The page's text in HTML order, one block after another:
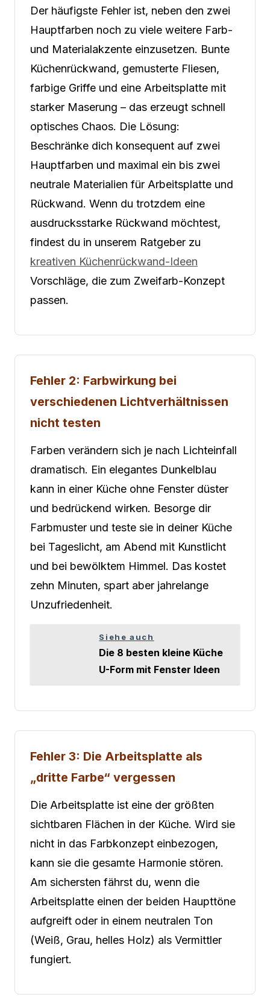
Der häufigste Fehler ist, neben den zwei
Hauptfarben noch zu viele weitere Farb-
und Materialakzente einzusetzen. Bunte
Küchenrückwand, gemusterte Fliesen,
farbige Griffe und eine Arbeitsplatte mit
starker Maserung – das erzeugt schnell
optisches Chaos. Die Lösung:
Beschränke dich konsequent auf zwei
Hauptfarben und maximal ein bis zwei
neutrale Materialien für Arbeitsplatte und
Rückwand. Wenn du trotzdem eine
ausdrucksstarke Rückwand möchtest,
findest du in unserem Ratgeber zu
kreativen Küchenrückwand-Ideen
Vorschläge, die zum Zweifarb-Konzept
passen.
Fehler 2: Farbwirkung bei
verschiedenen Lichtverhältnissen
nicht testen
Farben verändern sich je nach Lichteinfall
dramatisch. Ein elegantes Dunkelblau
kann in einer Küche ohne Fenster düster
und bedrückend wirken. Besorge dir
Farbmuster und teste sie in deiner Küche
bei Tageslicht, am Abend mit Kunstlicht
und bei bewölktem Himmel. Das kostet
zehn Minuten, spart aber jahrelange
Unzufriedenheit.
Siehe auch
Die 8 besten kleine Küche
U-Form mit Fenster Ideen
Fehler 3: Die Arbeitsplatte als
„dritte Farbe“ vergessen
Die Arbeitsplatte ist eine der größten
sichtbaren Flächen in der Küche. Wird sie
nicht in das Farbkonzept einbezogen,
kann sie die gesamte Harmonie stören.
Am sichersten fährst du, wenn die
Arbeitsplatte einen der beiden Haupttöne
aufgreift oder in einem neutralen Ton
(Weiß, Grau, helles Holz) als Vermittler
fungiert.